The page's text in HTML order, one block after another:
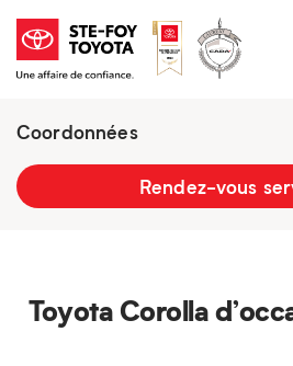
Coordonnées
Présentement ouvert jusqu'à
Rendez-vous
Toyota Corolla